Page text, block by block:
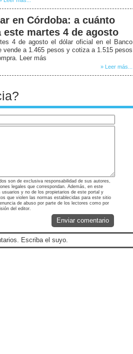
en Córdoba: a cuánto
este martes 4 de agosto
4 de agosto el dólar oficial en el Banco
vende a 1.465 pesos y cotiza a 1.515 pesos
Leer más
» Leer más...
son de exclusiva responsabilidad de sus autores,
legales que correspondan. Además, en este
y no de los propietarios de este portal y
que violen las normas establecidas para este sitio
de abuso por parte de los lectores como por
del editor.
Enviar comentario
Escriba el suyo.